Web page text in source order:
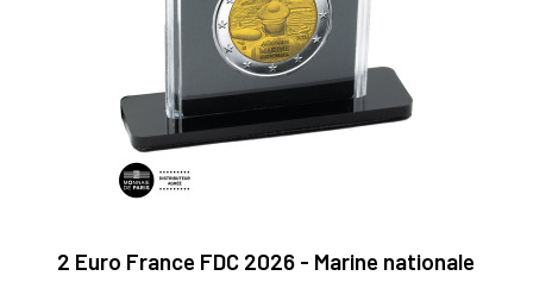
2 Euro France FDC 2026 - Marine nationale